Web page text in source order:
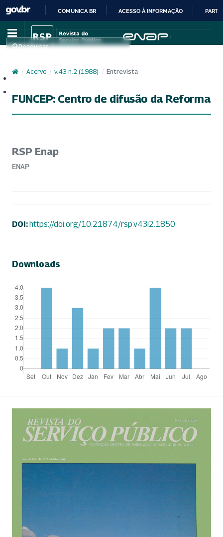
IR
PARA
CONTEÚDO
COMUNICA BR ACESSO À INFORMAÇÃO
Pesquisar
/ Acervo / v. 43 n. 2 (1988) / Entrevista
FUNCEP: Centro de difusão da Reforma
RSP Enap
ENAP
DOI:https://doi.org/10.21874/rsp.v43i2.1850
Downloads